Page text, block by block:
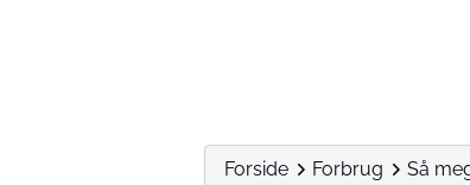
Forside Forbrug Så